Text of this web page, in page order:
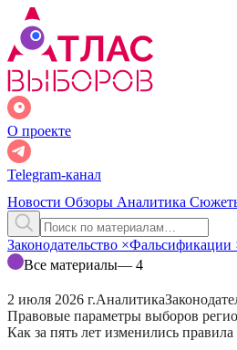
О проекте
Telegram-канал
Новости Обзоры Аналитика
Законодательство ×Фальсификации
Все материалы— 4
2 июля 2026 г.Аналитика
Правовые параметры выборов
Как за пять лет изменились